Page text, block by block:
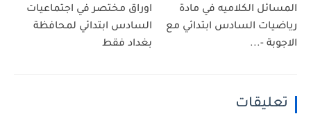
المسائل الكلاميه في مادة
رياضيات السادس ابتدائي مع
الاجوبة -...
اوراق مختصر في اجتماعيات
السادس ابتدائي لمحافظة
بغداد فقط
تعليقات